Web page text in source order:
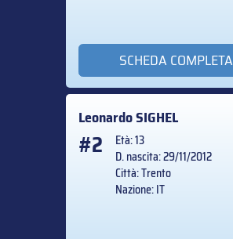
SCHEDA COMPLETA
LeonardoSIGHEL
#2
Età: 13
D. nascita: 29/11/2012
Città: Trento
Nazione: IT